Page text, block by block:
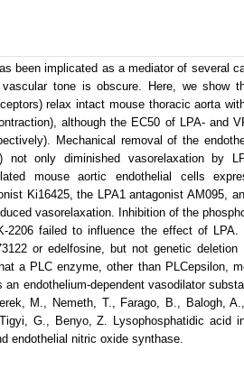
been implicated as a mediator of several
tone is obscure. Here, we show
relax intact mouse thoracic aorta
although the EC50 of LPA- and
Mechanical removal of the
not only diminished vasorelaxation by
mouse aortic endothelial cells
Ki16425, the LPA1 antagonist AM095,
vasorelaxation. Inhibition of the
2206 failed to influence the effect of LPA.
or edelfosine, but not genetic deletion
a PLC enzyme, other than PLCepsilon,
endothelium-dependent vasodilator
M., Nemeth, T., Farago, B., Balogh,
G., Benyo, Z. Lysophosphatidic acid
endothelial nitric oxide synthase.